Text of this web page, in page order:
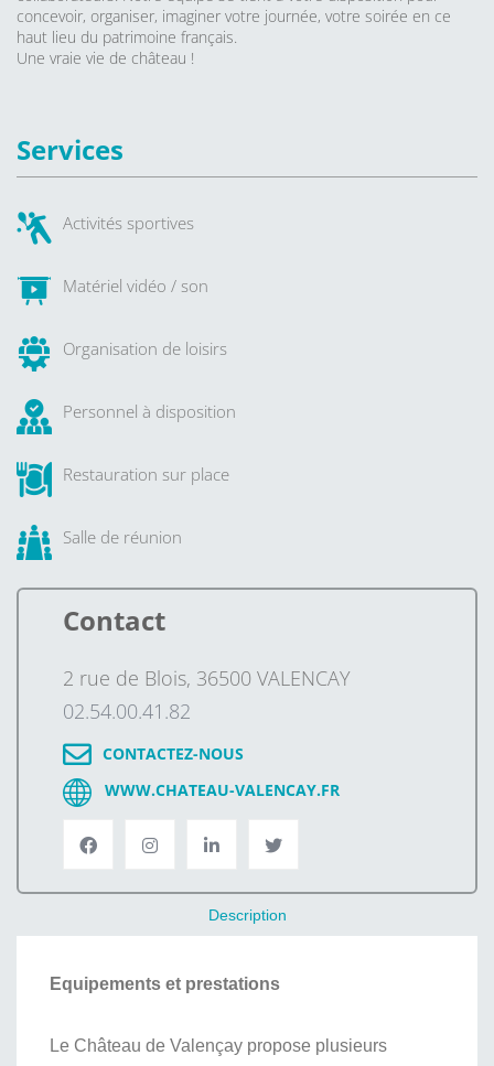
Description
Equipements et prestations
Le Château de Valençay propose plusieurs
concevoir, organiser, imaginer votre journée, votre soirée en ce
haut lieu du patrimoine français.
Une vraie vie de château !
Services
Activités sportives
Matériel vidéo / son
Organisation de loisirs
Personnel à disposition
Restauration sur place
Salle de réunion
Contact
2 rue de Blois, 36500 VALENCAY
02.54.00.41.82
CONTACTEZ-NOUS
WWW.CHATEAU-VALENCAY.FR